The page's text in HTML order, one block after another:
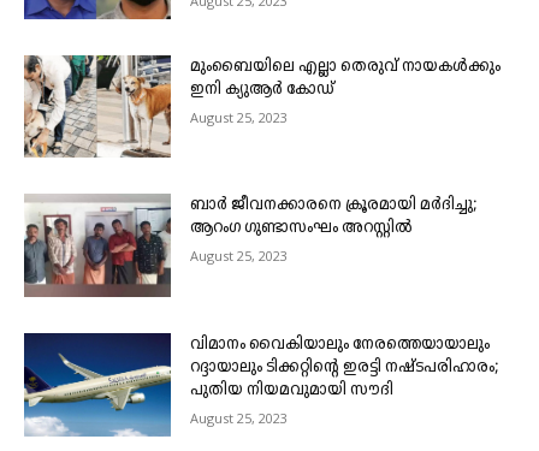
മുംബൈയിലെ എല്ലാ തെരുവ് നായകൾക്കും
ഇനി ക്യുആർ കോഡ്
August 25, 2023
ബാർ ജീവനക്കാരനെ ക്രൂരമായി മർദിച്ചു;
ആറംഗ ഗുണ്ടാസംഘം അറസ്റ്റിൽ
August 25, 2023
വിമാനം വൈകിയാലും നേരത്തെയായാലും
റദ്ദായാലും ടിക്കറ്റിന്റെ ഇരട്ടി നഷ്ടപരിഹാരം;
പുതിയ നിയമവുമായി സൗദി
August 25, 2023